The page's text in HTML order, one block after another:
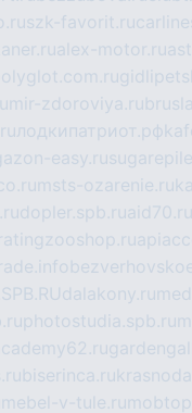
szk-favorit.ru
alex-motor.ru
mir-zdoroviya.ru
лодкипатриот.рф
easy.ru
msts-ozarenie.ru
dopler.spb.ruaid70.ru
ratingzooshop.ru
dalakony.ru
photostudia.spb.ru
biserinca.ru
mebel-v-tule.ru